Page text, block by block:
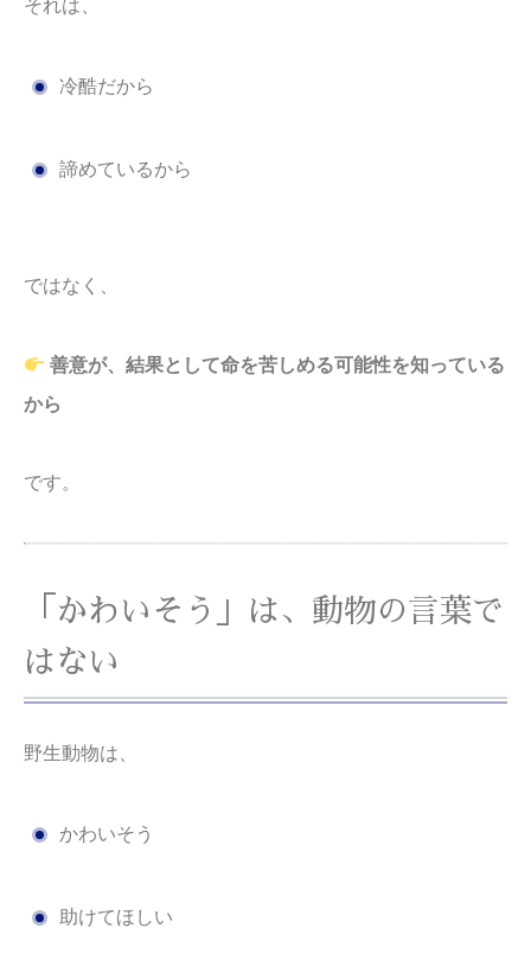
それは、
冷酷だから
諦めているから
ではなく、
善意が、結果として命を苦しめる可能性を知っている
から
です。
「かわいそう」は、動物の言葉で
はない
野生動物は、
かわいそう
助けてほしい